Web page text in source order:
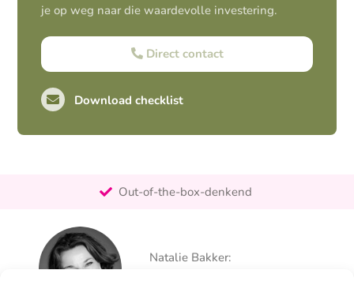
je op weg naar die waardevolle investering.
Direct contact
Download checklist
Out-of-the-box-denkend
Persoonlijk
Natalie Bakker: